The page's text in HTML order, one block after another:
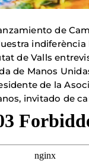
de
de Valls
de Manos
de la
invitado de